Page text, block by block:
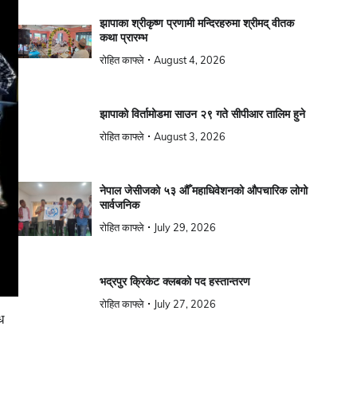
झापाका श्रीकृष्ण प्रणामी मन्दिरहरुमा श्रीमद् वीतक
कथा प्रारम्भ
रोहित काफ्ले
August 4, 2026
झापाको विर्तामोडमा साउन २९ गते सीपीआर तालिम हुने
रोहित काफ्ले
August 3, 2026
नेपाल जेसीजको ५३ औँ महाधिवेशनको औपचारिक लोगो
सार्वजनिक
रोहित काफ्ले
July 29, 2026
भद्रपुर क्रिकेट क्लबको पद हस्तान्तरण
रोहित काफ्ले
July 27, 2026